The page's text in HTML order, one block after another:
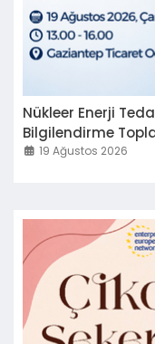
Nükleer Enerji
Bilgilendirme
19 Ağustos 2026